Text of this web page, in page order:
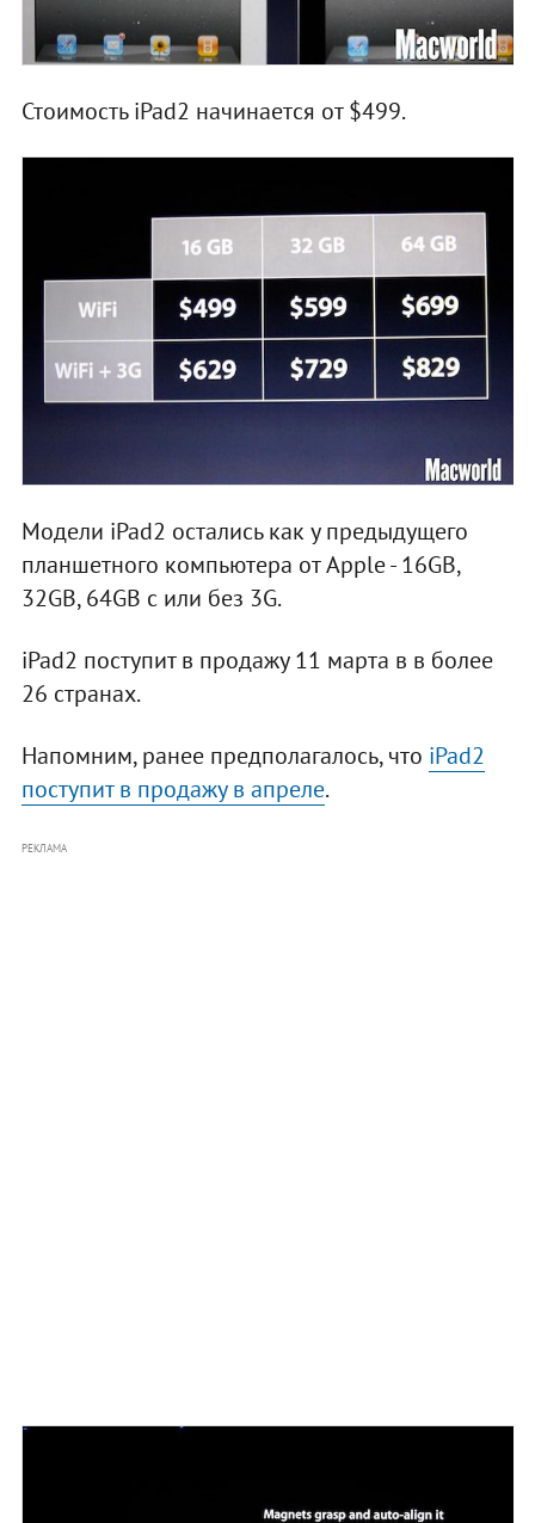
Стоимость iPad2 начинается от $499.
Модели iPad2 остались как у предыдущего
планшетного компьютера от Apple - 16GB,
32GB, 64GB с или без 3G.
iPad2 поступит в продажу 11 марта в в более
26 странах.
Напомним, ранее предполагалось, что iPad2
поступит в продажу в апреле.
РЕКЛАМА